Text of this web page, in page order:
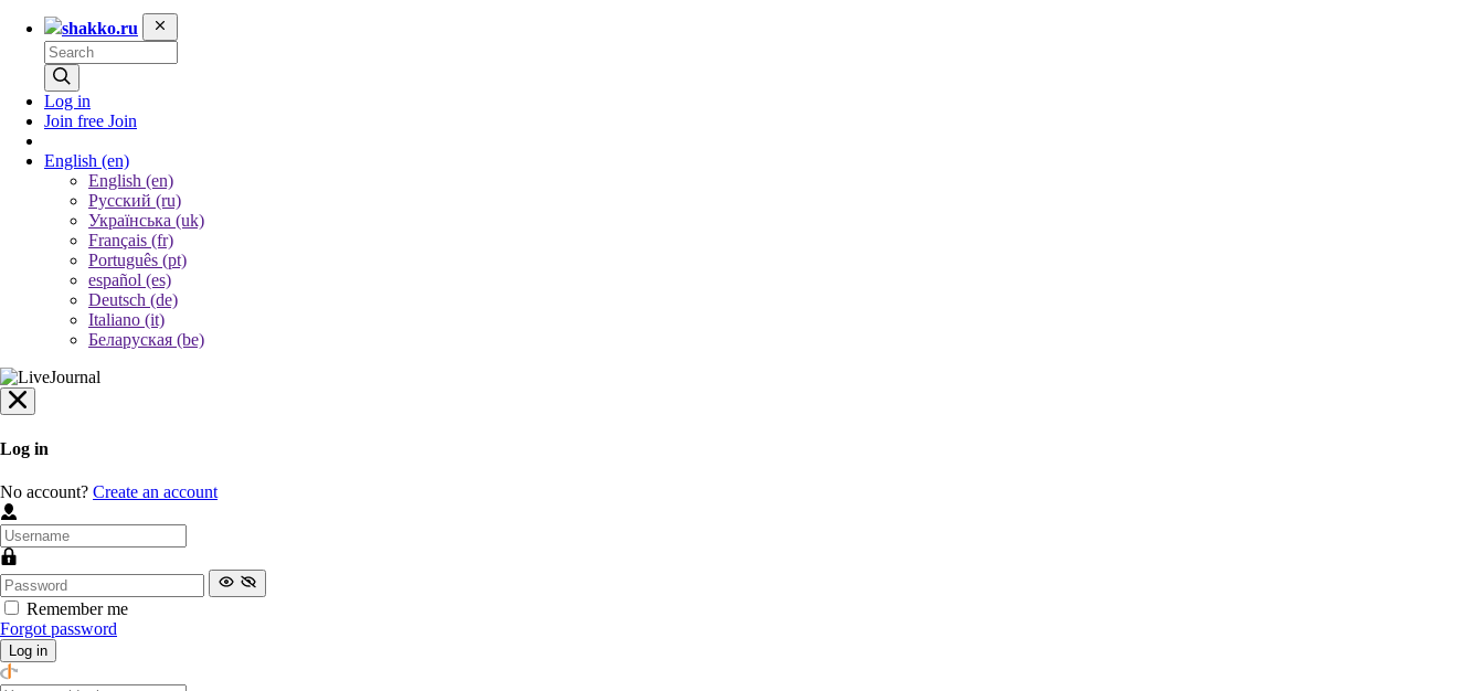
shakko.ru
Log in
Join free Join
English (en)
English (en)
Русский (ru)
Українська (uk)
Français (fr)
Português (pt)
español (es)
Deutsch (de)
Italiano (it)
Беларуская (be)
Log in
No account? Create an account
Remember me
Forgot password
Log in